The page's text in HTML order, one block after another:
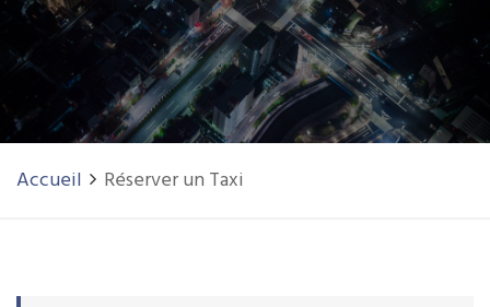
Accueil Réserver un Taxi